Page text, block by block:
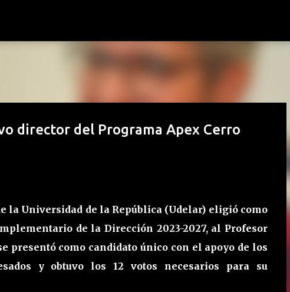
director del Programa Apex Cerro
la Universidad de la República (Udelar) eligió como
de la Dirección 2023-2027, al Profesor
presentó como candidato único con el apoyo de los
y obtuvo los 12 votos necesarios para su